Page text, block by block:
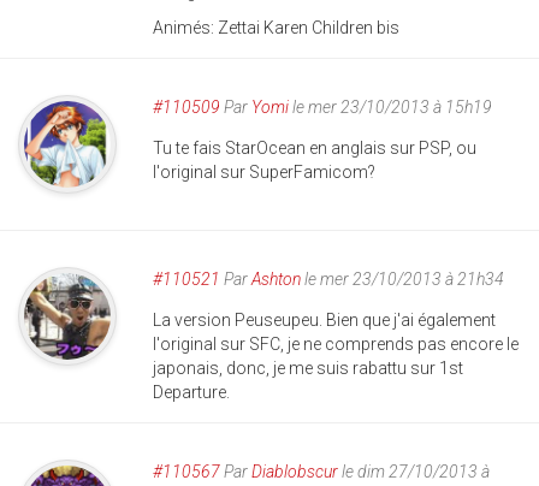
Animés: Zettai Karen Children bis
#110509 Par Yomile mer 23/10/2013 à 15h19
Tu te fais StarOcean en anglais sur PSP, ou
l'original sur SuperFamicom?
#110521 ParAshtonle mer 23/10/2013 à 21h34
La version Peuseupeu. Bien que j'ai également
l'original sur SFC, je ne comprends pas encore le
japonais, donc, je me suis rabattu sur 1st
Departure.
#110567ParDiablobscurle dim 27/10/2013 à